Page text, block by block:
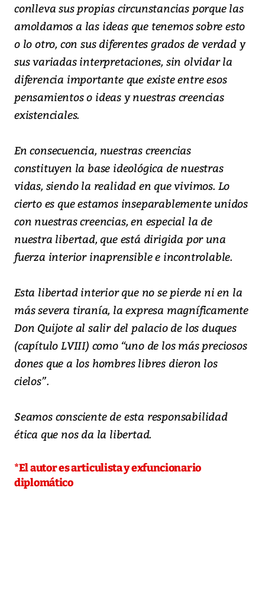
conlleva sus propias circunstancias porque las
amoldamos a las ideas que tenemos sobre esto
o lo otro, con sus diferentes grados de verdad y
sus variadas interpretaciones, sin olvidar la
diferencia importante que existe entre esos
pensamientos o ideas y nuestras creencias
existenciales.
En consecuencia, nuestras creencias
constituyen la base ideológica de nuestras
vidas, siendo la realidad en que vivimos. Lo
cierto es que estamos inseparablemente unidos
con nuestras creencias, en especial la de
nuestra libertad, que está dirigida por una
fuerza interior inaprensible e incontrolable.
Esta libertad interior que no se pierde ni en la
más severa tiranía, la expresa magníficamente
Don Quijote al salir del palacio de los duques
(capítulo LVIII) como “uno de los más preciosos
dones que a los hombres libres dieron los
cielos”.
Seamos consciente de esta responsabilidad
ética que nos da la libertad.
*El autor es articulista y exfuncionario
diplomático